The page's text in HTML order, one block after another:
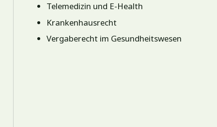
Telemedizin und E-Health
Krankenhausrecht
Vergaberecht im Gesundheitswesen